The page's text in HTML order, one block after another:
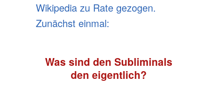
Wikipedia zu Rate gezogen.
Zunächst einmal:
Was sind den Subliminals
den eigentlich?